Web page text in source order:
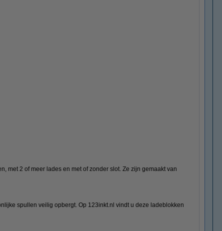
met 2 of meer lades en met of zonder slot. Ze zijn gemaakt van
spullen veilig opbergt. Op 123inkt.nl vindt u deze ladeblokken